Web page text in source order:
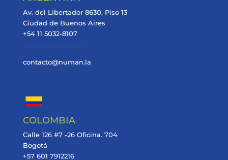
Av. del Libertador 8630, Piso 13
Ciudad de Buenos Aires
+54 11 5032-8107
contacto@numan.la
COLOMBIA
Calle 126 #7 -26 Oficina. 704
Bogotá
+57 601 7912216